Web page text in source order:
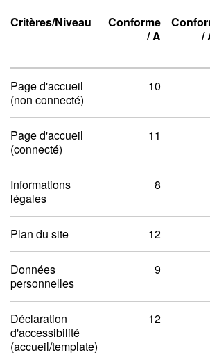
Taux de
Critères/Niveau
Conforme
/A
/
Page d'accueil
(non connecté)
10
Page d'accueil
(connecté)
11
Informations
légales
8
Plan du site 12
Données
personnelles
9
Déclaration
d'accessibilité
(accueil/template)
12